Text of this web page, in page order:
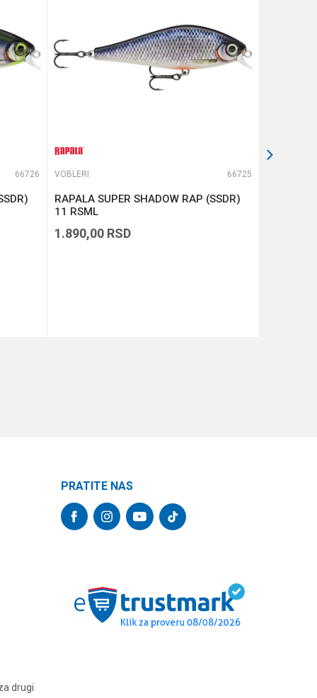
66726 VOBLERI 66725
RAPALA SUPER SHADOW RAP (SSDR)
11 RSML
1.890,00 RSD
drugi
PRATITE NAS